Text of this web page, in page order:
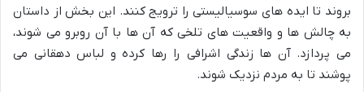
بروند تا ایده های سوسیالیستی را ترویج کنند. این بخش از داستان
به چالش ها و واقعیت های تلخی که آن ها با آن روبرو می شوند،
می پردازد. آن ها زندگی اشرافی را رها کرده و لباس دهقانی می
پوشند تا به مردم نزدیک شوند.